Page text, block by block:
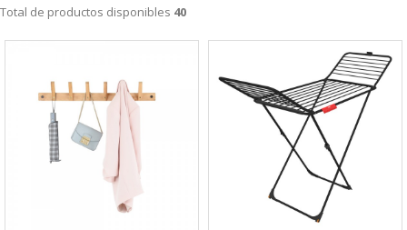
Total de productos disponibles 40